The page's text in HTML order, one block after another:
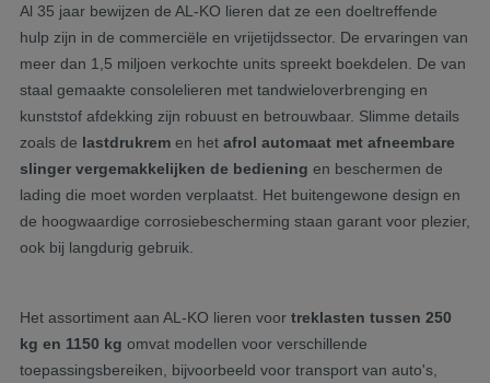
Al 35 jaar bewijzen de AL-KO lieren dat ze een doeltreffende
hulp zijn in de commerciële en vrijetijdssector. De ervaringen van
meer dan 1,5 miljoen verkochte units spreekt boekdelen. De van
staal gemaakte consolelieren met tandwieloverbrenging en
kunststof afdekking zijn robuust en betrouwbaar. Slimme details
zoals de lastdrukrem en het afrol automaat met afneembare
slinger vergemakkelijken de bediening en beschermen de
lading die moet worden verplaatst. Het buitengewone design en
de hoogwaardige corrosiebescherming staan garant voor plezier,
ook bij langdurig gebruik.
Het assortiment aan AL-KO lieren voor treklasten tussen 250
kg en 1150 kg omvat modellen voor verschillende
toepassingsbereiken, bijvoorbeeld voor transport van auto's,